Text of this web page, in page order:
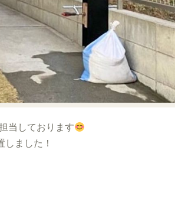
当しております
ました！